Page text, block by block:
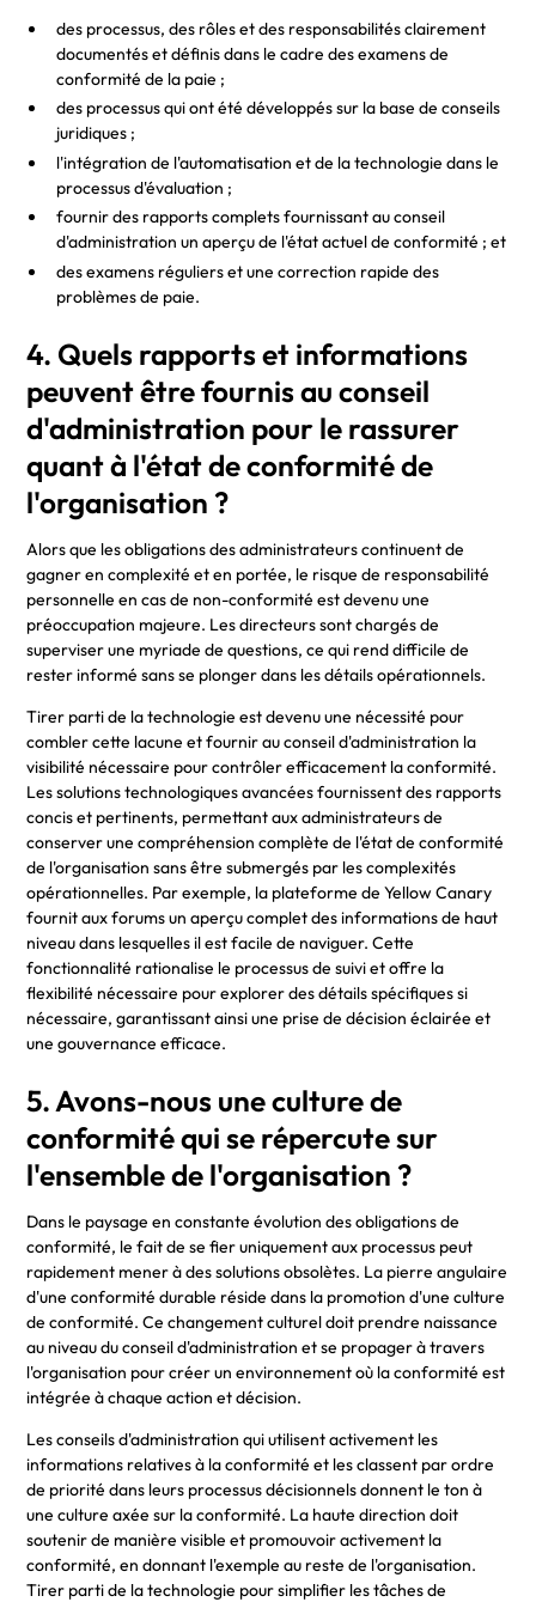
des processus, des rôles et des responsabilités clairement
documentés et définis dans le cadre des examens de
conformité de la paie ;
des processus qui ont été développés sur la base de conseils
juridiques ;
l'intégration de l'automatisation et de la technologie dans le
processus d'évaluation ;
fournir des rapports complets fournissant au conseil
d'administration un aperçu de l'état actuel de conformité ; et
des examens réguliers et une correction rapide des
problèmes de paie.
4. Quels rapports et informations
peuvent être fournis au conseil
d'administration pour le rassurer
quant à l'état de conformité de
l'organisation ?
Alors que les obligations des administrateurs continuent de
gagner en complexité et en portée, le risque de responsabilité
personnelle en cas de non-conformité est devenu une
préoccupation majeure. Les directeurs sont chargés de
superviser une myriade de questions, ce qui rend difficile de
rester informé sans se plonger dans les détails opérationnels.
Tirer parti de la technologie est devenu une nécessité pour
combler cette lacune et fournir au conseil d'administration la
visibilité nécessaire pour contrôler efficacement la conformité.
Les solutions technologiques avancées fournissent des rapports
concis et pertinents, permettant aux administrateurs de
conserver une compréhension complète de l'état de conformité
de l'organisation sans être submergés par les complexités
opérationnelles. Par exemple, la plateforme de Yellow Canary
fournit aux forums un aperçu complet des informations de haut
niveau dans lesquelles il est facile de naviguer. Cette
fonctionnalité rationalise le processus de suivi et offre la
flexibilité nécessaire pour explorer des détails spécifiques si
nécessaire, garantissant ainsi une prise de décision éclairée et
une gouvernance efficace.
5. Avons-nous une culture de
conformité qui se répercute sur
l'ensemble de l'organisation ?
Dans le paysage en constante évolution des obligations de
conformité, le fait de se fier uniquement aux processus peut
rapidement mener à des solutions obsolètes. La pierre angulaire
d'une conformité durable réside dans la promotion d'une culture
de conformité. Ce changement culturel doit prendre naissance
au niveau du conseil d'administration et se propager à travers
l'organisation pour créer un environnement où la conformité est
intégrée à chaque action et décision.
Les conseils d'administration qui utilisent activement les
informations relatives à la conformité et les classent par ordre
de priorité dans leurs processus décisionnels donnent le ton à
une culture axée sur la conformité. La haute direction doit
soutenir de manière visible et promouvoir activement la
conformité, en donnant l'exemple au reste de l'organisation.
Tirer parti de la technologie pour simplifier les tâches de